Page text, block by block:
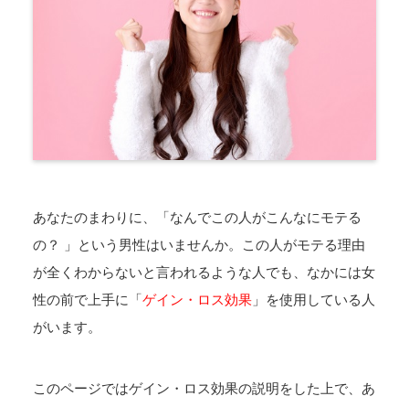
あなたのまわりに、「なんでこの人がこんなにモテる
の？ 」という男性はいませんか。この人がモテる理由
が全くわからないと言われるような人でも、なかには女
性の前で上手に「ゲイン・ロス効果 」を使用している人
がいます。
このページではゲイン・ロス効果の説明をした上で、あ